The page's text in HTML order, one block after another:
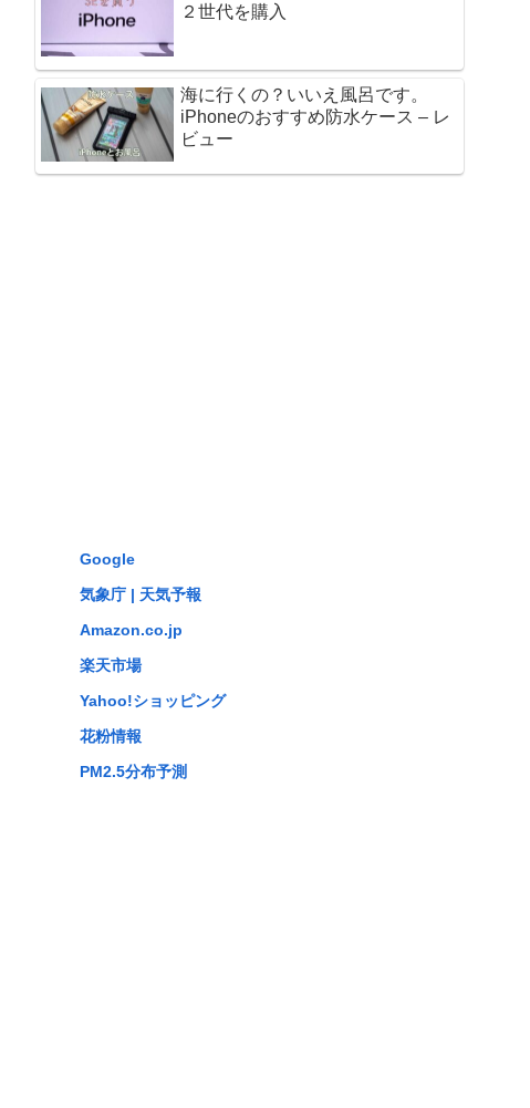
２世代を購入
海に行くの？いいえ風呂です。
iPhoneのおすすめ防水ケース – レ
ビュー
Google
気象庁 | 天気予報
Amazon.co.jp
楽天市場
Yahoo!ショッピング
花粉情報
PM2.5分布予測